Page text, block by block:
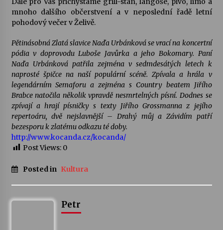
14. 7. 2026
Za kulturou kousek za Humpolec. V Želivě ožije
odkaz Josefa Čapka
13. 7. 2026
Varhanní recitál Michala Novenka v Klášteře
Želiv
3. 7. 2026
mnoho dalšího občerstvení a v neposlední řadě letní
pohodový večer v Želivě.
Pětinásobná Zlatá slavice Naďa Urbánková se vrací na koncertní
pódia v doprovodu Luboše Javůrka a jeho Bokomary. Paní
Naďa Urbánková patřila zejména v sedmdesátých letech k
naprosté špičce na naší populární scéně. Zpívala a hrála v
legendárním Semaforu a zejména s Country beatem Jiřího
Brabce natočila několik vpravdě nesmrtelných písní. Dodnes se
zpívají a hrají písničky s texty Jiřího Grossmanna z jejího
repertoáru, dvě nejslavnější – Drahý můj a Závidím patří
bezesporu k zlatému odkazu té doby.
http://www.kocanda.cz/kocanda/
Post Views: 0
Posted in Kultura
Petr